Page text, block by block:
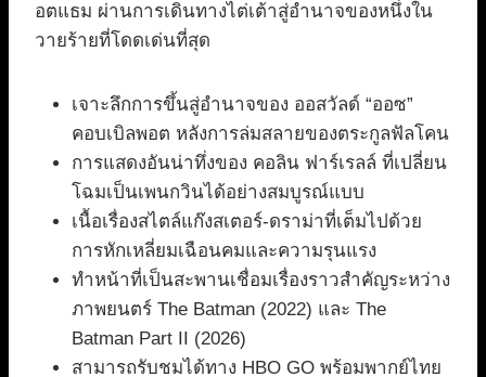
อตแธม ผ่านการเดินทางไต่เต้าสู่อำนาจของหนึ่งใน
วายร้ายที่โดดเด่นที่สุด
เจาะลึกการขึ้นสู่อำนาจของ ออสวัลด์ “ออซ”
คอบเบิลพอต หลังการล่มสลายของตระกูลฟัลโคน
การแสดงอันน่าทึ่งของ คอลิน ฟาร์เรลล์ ที่เปลี่ยน
โฉมเป็นเพนกวินได้อย่างสมบูรณ์แบบ
เนื้อเรื่องสไตล์แก๊งสเตอร์-ดราม่าที่เต็มไปด้วย
การหักเหลี่ยมเฉือนคมและความรุนแรง
ทำหน้าที่เป็นสะพานเชื่อมเรื่องราวสำคัญระหว่าง
ภาพยนตร์ The Batman (2022) และ The
Batman Part II (2026)
สามารถรับชมได้ทาง HBO GO พร้อมพากย์ไทย